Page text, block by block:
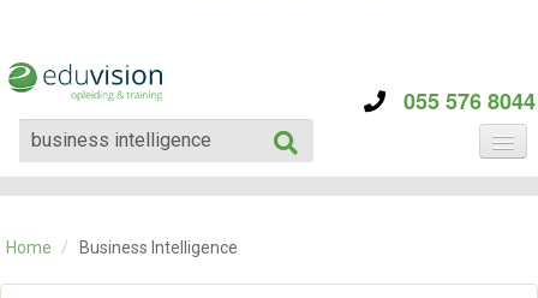
055 576 8044
CATEGORIE
OVER ONS
CONTACT
Home / Business Intelligence